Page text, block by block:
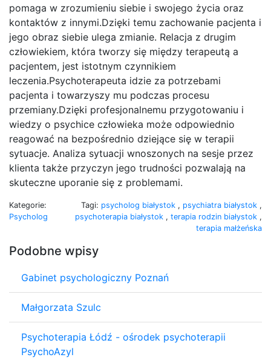
pomaga w zrozumieniu siebie i swojego życia oraz
kontaktów z innymi.Dzięki temu zachowanie pacjenta i
jego obraz siebie ulega zmianie. Relacja z drugim
człowiekiem, która tworzy się między terapeutą a
pacjentem, jest istotnym czynnikiem
leczenia.Psychoterapeuta idzie za potrzebami
pacjenta i towarzyszy mu podczas procesu
przemiany.Dzięki profesjonalnemu przygotowaniu i
wiedzy o psychice człowieka może odpowiednio
reagować na bezpośrednio dziejące się w terapii
sytuacje. Analiza sytuacji wnoszonych na sesje przez
klienta także przyczyn jego trudności pozwalają na
skuteczne uporanie się z problemami.
Kategorie:
Psycholog
Tagi: psycholog białystok , psychiatra białystok ,
psychoterapia białystok , terapia rodzin białystok ,
terapia małżeńska
Podobne wpisy
Gabinet psychologiczny Poznań
Małgorzata Szulc
Psychoterapia Łódź - ośrodek psychoterapii
PsychoAzyl